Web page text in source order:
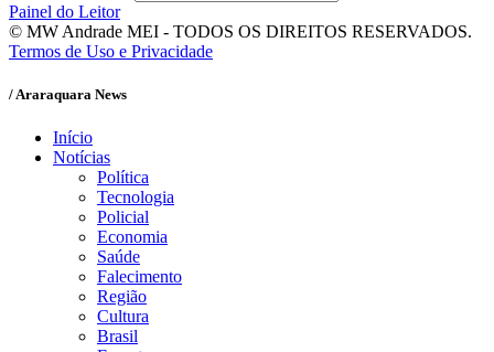
Painel do Leitor
© MW Andrade MEI - TODOS OS DIREITOS RESERVADOS.
Termos de Uso e Privacidade
/ Araraquara News
Início
Notícias
Política
Tecnologia
Policial
Economia
Saúde
Falecimento
Região
Cultura
Brasil